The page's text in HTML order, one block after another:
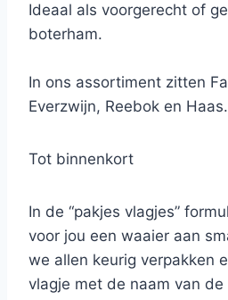
Ideaal als voorgerecht of
boterham.
In ons assortiment zitten
Everzwijn, Reebok en Haas.
Tot binnenkort
In de “pakjes vlagjes”
voor jou een waaier aan
we allen keurig verpakken
vlagje met de naam van de